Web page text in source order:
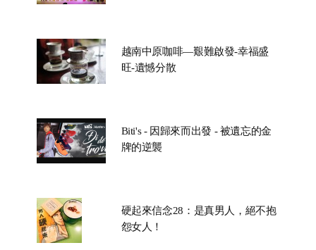
越南中原咖啡—艱難啟發-幸福盛
旺-遺憾分散
Biti's - 因歸來而出發 - 被遺忘的金
牌的逆襲
硬起來信念28：是真男人，絕不抱
怨女人！